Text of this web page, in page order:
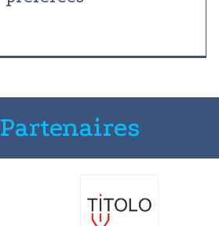
Partenaires